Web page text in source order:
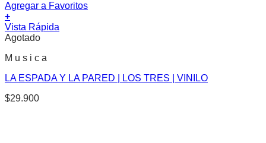
Agregar a Favoritos
+
Vista Rápida
Agotado
M u s i c a
LA ESPADA Y LA PARED | LOS TRES | VINILO
$29.900